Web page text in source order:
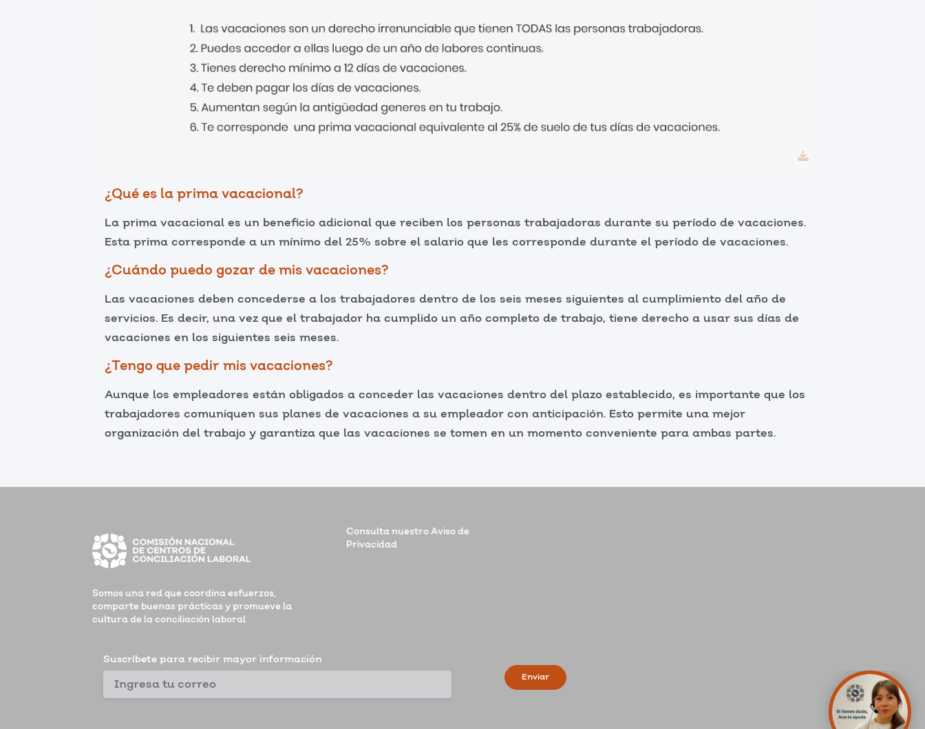
¿Qué es la prima vacacional?
La prima vacacional es un beneficio adicional que reciben los personas trabajadoras durante su período de vacaciones.
Esta prima corresponde a un mínimo del 25% sobre el salario que les corresponde durante el período de vacaciones.
¿Cuándo puedo gozar de mis vacaciones?
Las vacaciones deben concederse a los trabajadores dentro de los seis meses siguientes al cumplimiento del año de
servicios. Es decir, una vez que el trabajador ha cumplido un año completo de trabajo, tiene derecho a usar sus días de
vacaciones en los siguientes seis meses.
¿Tengo que pedir mis vacaciones?
Aunque los empleadores están obligados a conceder las vacaciones dentro del plazo establecido, es importante que los
trabajadores comuniquen sus planes de vacaciones a su empleador con anticipación. Esto permite una mejor
organización del trabajo y garantiza que las vacaciones se tomen en un momento conveniente para ambas partes.
Somos una red que coordina esfuerzos,
comparte buenas prácticas y promueve la
cultura de la conciliación laboral
Consulta nuestro Aviso de
Privacidad
Suscríbete para recibir mayor información
Enviar